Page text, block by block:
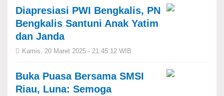
Diapresiasi PWI Bengkalis, PN
Bengkalis Santuni Anak Yatim
dan Janda
Kamis, 20 Maret 2025 - 21:45:12 WIB
Buka Puasa Bersama SMSI
Riau, Luna: Semoga